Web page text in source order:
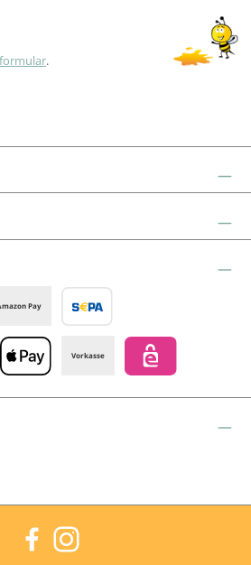
.
Pay
Banktransfer
Vorkasse
FacebookInstagram